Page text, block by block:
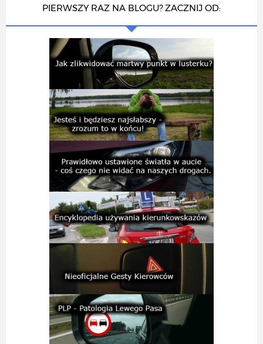
PIERWSZY RAZ NA BLOGU? ZACZNIJ OD: